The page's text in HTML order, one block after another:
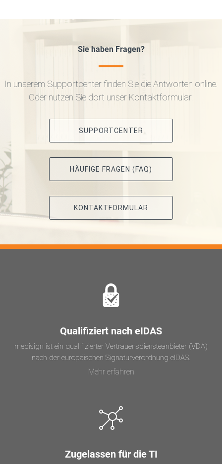
Sie haben Fragen?
In unserem Supportcenter finden Sie die Antworten online.
Oder nutzen Sie dort unser Kontaktformular.
SUPPORTCENTER
HÄUFIGE FRAGEN (FAQ)
KONTAKTFORMULAR
Qualifiziert nach eIDAS
medisign ist ein qualifizierter Vertrauensdiensteanbieter (VDA)
nach der europäischen Signaturverordnung eIDAS.
Mehr erfahren
Zugelassen für die TI